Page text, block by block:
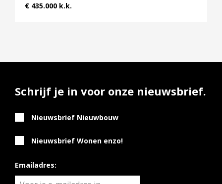
€ 435.000 k.k.
Schrijf je in voor onze nieuwsbrief.
Nieuwsbrief Nieuwbouw
Nieuwsbrief Wonen enzo!
Emailadres: